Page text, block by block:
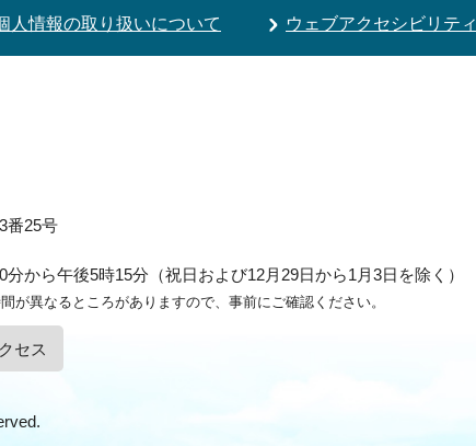
人情報の取り扱いについて ウェブアクセシビリティ
番25号
から午後5時15分（祝日および12月29日から1月3日を除く）
異なるところがありますので、事前にご確認ください。
セス